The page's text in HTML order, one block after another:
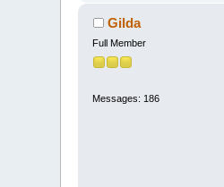
Gilda
Full Member
Messages: 186